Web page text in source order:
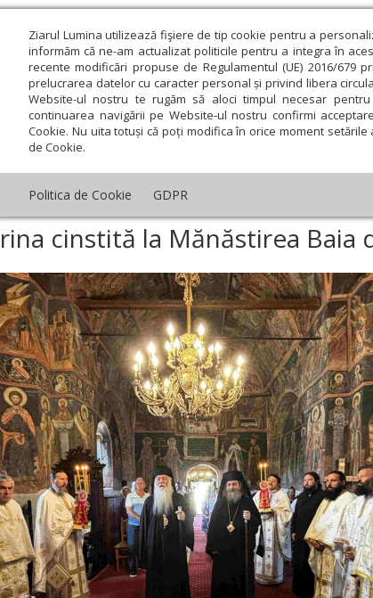
Ziarul Lumina utilizează fişiere de tip cookie pentru a
informăm că ne-am actualizat politicile pentru a integra în
recente modificări propuse de Regulamentul (UE) 2016/
prelucrarea datelor cu caracter personal și privind libera
Website-ul nostru te rugăm să aloci timpul necesar
continuarea navigării pe Website-ul nostru confirmi
Cookie. Nu uita totuși că poți modifica în orice moment
de Cookie.
Politica de Cookie GDPR
religioasă
Mesaje și cuvântări An omagial Comunicate
Teologie și spiritualitate
religioasă › Știri › Sfânta Marina cinstită la Mănăstirea Baia de
cinstită la Mănăstirea Baia
Decembrie Ianuarie Februarie Martie